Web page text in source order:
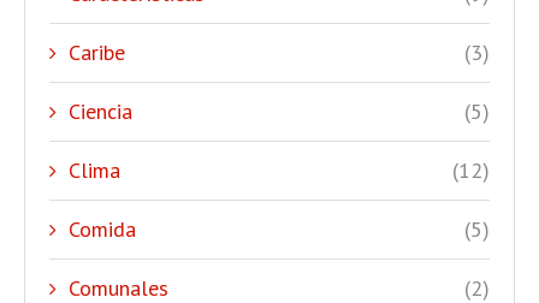
Caribe (3)
Ciencia (5)
Clima (12)
Comida (5)
Comunales (2)